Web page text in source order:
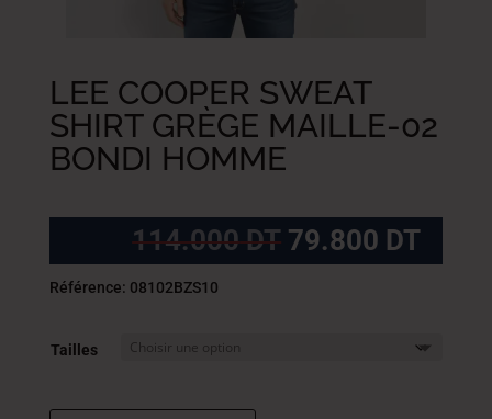
LEE COOPER SWEAT
SHIRT GRÈGE MAILLE-02
BONDI HOMME
114.000DT Le
prix
79.800 DTLe
prix
Référence: 08102BZS10
Tailles